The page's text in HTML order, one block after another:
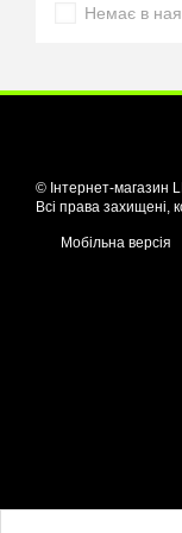
Немає в
© Інтернет-магазин
Всі права захищені,
Мобільна версія